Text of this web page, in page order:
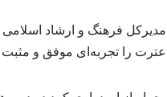
مدیرکل فرهنگ و ارشاد
عترت را تجربه‌ای موفق و مثبت